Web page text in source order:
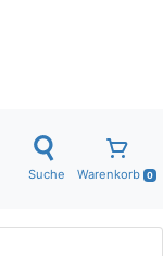
Suche Warenkorb 0